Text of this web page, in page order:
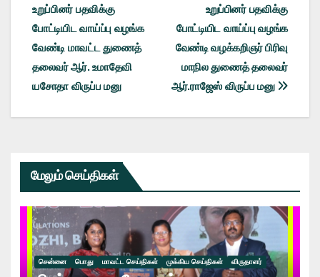
உறுப்பினர் பதவிக்கு
போட்டியிட வாய்ப்பு வழங்க
வேண்டி வழக்கறிஞர் பிரிவு
மாநில துணைத் தலைவர்
ஆர்.ராஜேஸ் விருப்ப மனு
உறுப்பினர் பதவிக்கு
போட்டியிட வாய்ப்பு வழங்க
வேண்டி மாவட்ட துணைத்
தலைவர் ஆர். உமாதேவி
யசோதா விருப்ப மனு
மேலும் செய்திகள்
சென்னை பொது மாவட்ட செய்திகள் முக்கிய செய்திகள் விருதாளர்